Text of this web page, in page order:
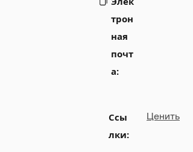
трон
ная
почт
а:
Ссы
лки:
Ценить